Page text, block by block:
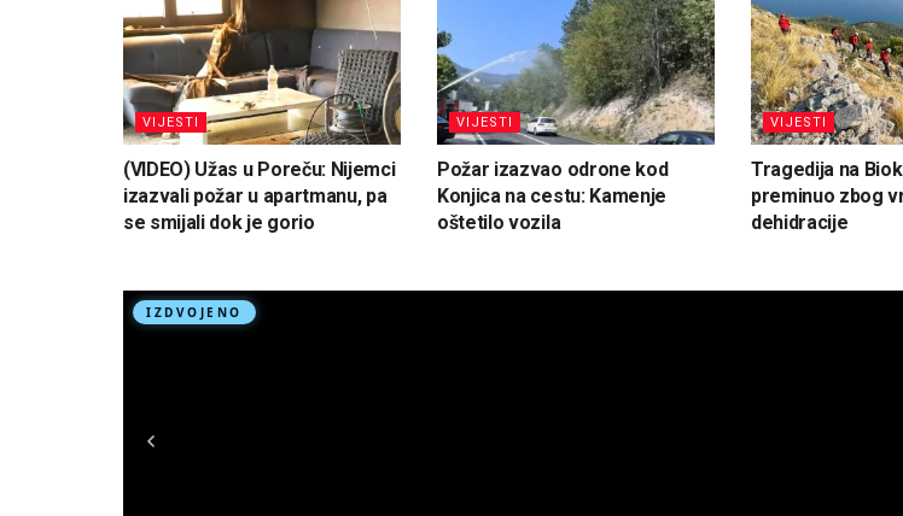
VIJESTI
(VIDEO) Užas u Poreču: Nijemci
izazvali požar u apartmanu, pa
se smijali dok je gorio
VIJESTI
Požar izazvao odrone kod
Konjica na cestu: Kamenje
oštetilo vozila
VIJESTI
Tragedija na
preminuo zbog
dehidracije